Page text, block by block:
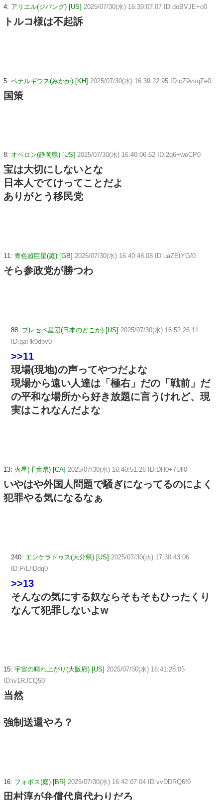
4: アリエル(ジパング) [US] 2025/07/30(水) 16:39:07.07 ID:doBVJE+o0
トルコ様は不起訴
5: ベテルギウス(みかか) [KH] 2025/07/30(水) 16:39:22.95 ID:cZ9vsqZe0
国策
8: オベロン(静岡県) [US] 2025/07/30(水) 16:40:06.62 ID:2q6+weCP0
宝は大切にしないとな
日本人でてけってことだよ
ありがとう移民党
11: 青色超巨星(庭) [GB] 2025/07/30(水) 16:40:48.08 ID:uaZEtYGf0
そら参政党が勝つわ
88: プレセペ星団(日本のどこか) [US] 2025/07/30(水) 16:52:26.11
ID:qaHk0dpv0
>>11
現場(現地)の声ってやつだよな
現場から遠い人達は「極右」だの「戦前」だ
の平和な場所から好き放題に言うけれど、現
実はこれなんだよな
13: 火星(千葉県) [CA] 2025/07/30(水) 16:40:51.26 ID:DH0+7Ull0
いやはや外国人問題で騒ぎになってるのによく
犯罪やる気になるなぁ
240: エンケラドゥス(大分県) [US] 2025/07/30(水) 17:30:43.06
ID:P/L/lDdq0
>>13
そんなの気にする奴ならそもそもひったくり
なんて犯罪しないよw
15: 宇宙の晴れ上がり(大阪府) [US] 2025/07/30(水) 16:41:28.05
ID:iv1RJCQ50
当然
強制送還やろ？
16: フォボス(庭) [BR] 2025/07/30(水) 16:42:07.04 ID:vvDDRQ6f0
田村淳が弁償代肩代わりだろ